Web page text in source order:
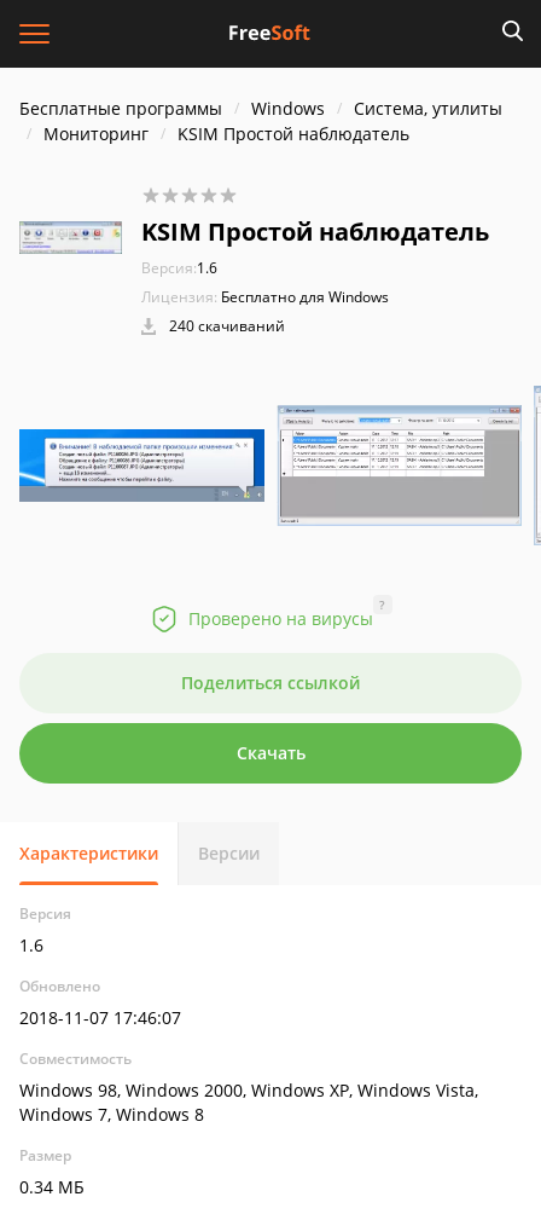
Бесплатные программы Windows
Система, утилиты
Мониторинг
KSIM Простой наблюдатель
KSIM Простой наблюдатель
Версия:1.6
Лицензия: Бесплатно для Windows
240 скачиваний
Проверено на вирусы
?
Поделиться ссылкой
Скачать
Характеристики Версии
Версия
1.6
Обновлено
2018-11-07 17:46:07
Совместимость
Windows 98, Windows 2000, Windows XP, Windows Vista,
Windows 7, Windows 8
Размер
0.34 МБ